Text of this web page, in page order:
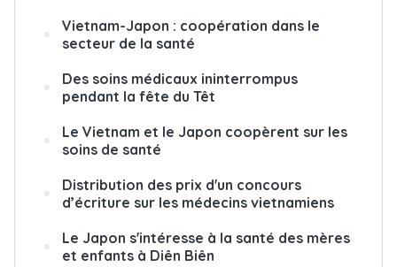
Vietnam-Japon : coopération dans le
secteur de la santé
Des soins médicaux ininterrompus
pendant la fête du Têt
Le Vietnam et le Japon coopèrent sur les
soins de santé
Distribution des prix d'un concours
d’écriture sur les médecins vietnamiens
Le Japon s'intéresse à la santé des mères
et enfants à Diên Biên